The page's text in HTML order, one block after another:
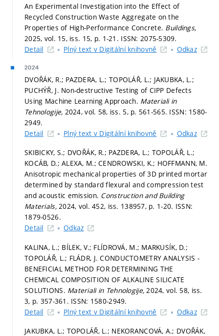
An Experimental Investigation into the Effect of
Recycled Construction Waste Aggregate on the
Properties of High-Performance Concrete. Buildings,
2025, vol. 15, iss. 15, p. 1-21. ISSN: 2075-5309.
Detail
Plný text v Digitální knihovně Odkaz
2024
DVOŘÁK, R.; PAZDERA, L.; TOPOLÁŘ, L.; JAKUBKA, L.;
PUCHÝŘ, J. Non-destructive Testing of CIPP Defects
Using Machine Learning Approach. Materiali in
Tehnologije, 2024, vol. 58, iss. 5, p. 561-565. ISSN: 1580-
2949.
Detail
Plný text v Digitální knihovně Odkaz
SKIBICKY, S.; DVOŘÁK, R.; PAZDERA, L.; TOPOLÁŘ, L.;
KOCÁB, D.; ALEXA, M.; CENDROWSKI, K.; HOFFMANN, M.
Anisotropic mechanical properties of 3D printed mortar
determined by standard flexural and compression test
and acoustic emission. Construction and Building
Materials,2024, vol. 452, iss. 138957, p. 1-20. ISSN:
1879-0526.
Detail
Odkaz
KALINA, L.; BÍLEK, V.; FLÍDROVÁ, M.; MARKUSÍK, D.;
TOPOLÁŘ, L.; FLÁDR, J. CONDUCTOMETRY ANALYSIS -
BENEFICIAL METHOD FOR DETERMINING THE
CHEMICAL COMPOSITION OF ALKALINE SILICATE
SOLUTIONS. Materiali in Tehnologije, 2024, vol. 58, iss.
3, p. 357-361. ISSN: 1580-2949.
Detail
Plný text v Digitální knihovně Odkaz
JAKUBKA, L.; TOPOLÁŘ, L.; NEKORANCOVÁ, A.; DVOŘÁK,